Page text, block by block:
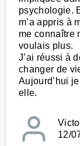
psychologie.
m’a appris à
me connaître
voulais plus.
J’ai réussi à
changer de
Aujourd’hui
elle.
12/